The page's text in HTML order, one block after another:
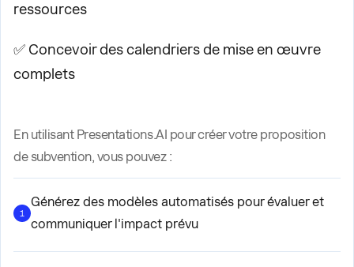
ressources
✅ Concevoir des calendriers de mise en œuvre
complets
En utilisant Presentations.AI pour créer votre proposition
de subvention, vous pouvez :
1
Générez des modèles automatisés pour évaluer et
communiquer l'impact prévu